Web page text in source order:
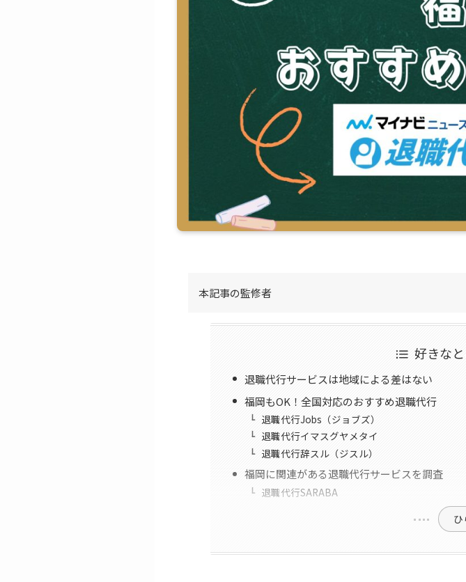
本記事の監修者
好きな
退職代行サービスは地域による差はない
福岡もOK！全国対応のおすすめ退職代行
退職代行Jobs（ジョブズ）
退職代行イマスグヤメタイ
退職代行辞スル（ジスル）
福岡に関連がある退職代行サービスを調査
退職代行SARABA
ひ